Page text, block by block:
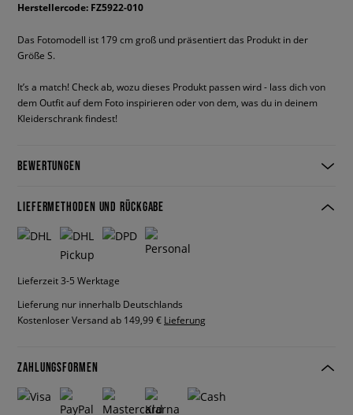
Herstellercode: FZ5922-010
Das Fotomodell ist 179 cm groß und präsentiert das Produkt in der
Größe S.
It’s a match! Check ab, wozu dieses Produkt passen wird - lass dich von
dem Outfit auf dem Foto inspirieren oder von dem, was du in deinem
Kleiderschrank findest!
BEWERTUNGEN
LIEFERMETHODEN UND RÜCKGABE
Lieferzeit 3-5 Werktage
Lieferung nur innerhalb Deutschlands
Kostenloser Versand ab 149,99 € Lieferung
ZAHLUNGSFORMEN